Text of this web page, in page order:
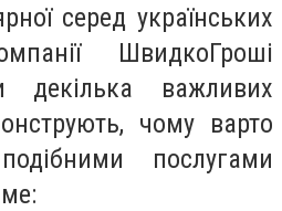
серед українських
ШвидкоГроші
декілька важливих
чому варто
послугами